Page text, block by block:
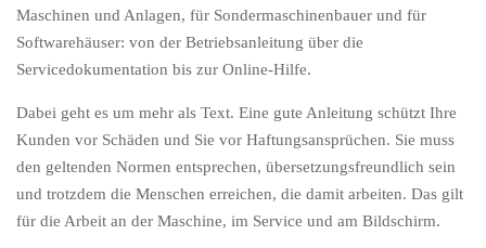
Maschinen und Anlagen, für Sondermaschinenbauer und für
Softwarehäuser: von der Betriebsanleitung über die
Servicedokumentation bis zur Online-Hilfe.
Dabei geht es um mehr als Text. Eine gute Anleitung schützt Ihre
Kunden vor Schäden und Sie vor Haftungsansprüchen. Sie muss
den geltenden Normen entsprechen, übersetzungsfreundlich sein
und trotzdem die Menschen erreichen, die damit arbeiten. Das gilt
für die Arbeit an der Maschine, im Service und am Bildschirm.